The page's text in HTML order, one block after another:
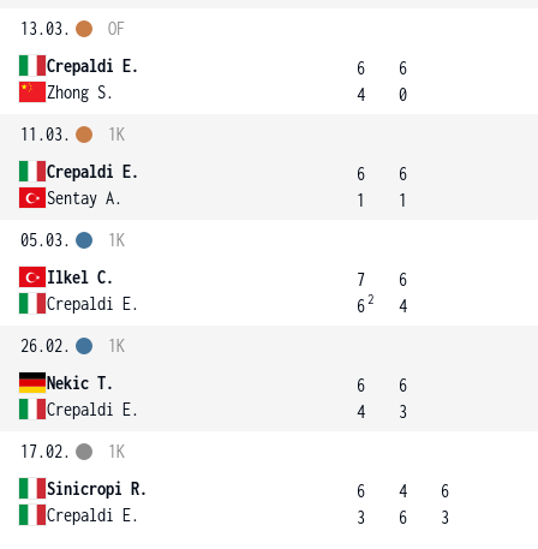
13.03.
Crepaldi E.
Zhong S.
OF
6
4
6
0
11.03.
Crepaldi E.
Sentay A.
1K
6
1
6
1
05.03.
Ilkel C.
Crepaldi E.
1K
7
62
6
4
26.02.
Nekic T.
Crepaldi E.
1K
6
4
6
3
17.02.
Sinicropi R.
Crepaldi E.
1K
6
3
4
6
6
3